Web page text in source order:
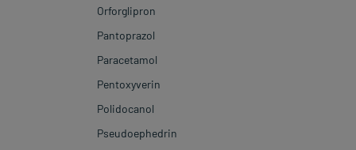
Orforglipron
Pantoprazol
Paracetamol
Pentoxyverin
Polidocanol
Pseudoephedrin